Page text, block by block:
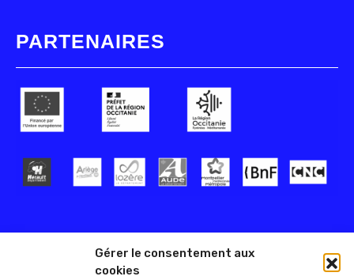
Gérer le consentement aux
cookies
PARTENAIRES